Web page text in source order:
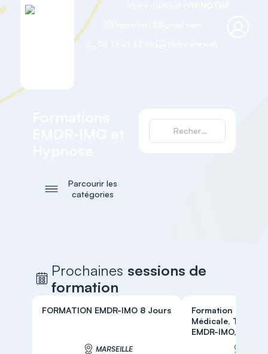
Parcourir les
catégories
Prochaines sessions de
formation
FORMATION EMDR-IMO 8 Jours
MARSEILLE
Formation en
Médicale,
EMDR-IMO, t...